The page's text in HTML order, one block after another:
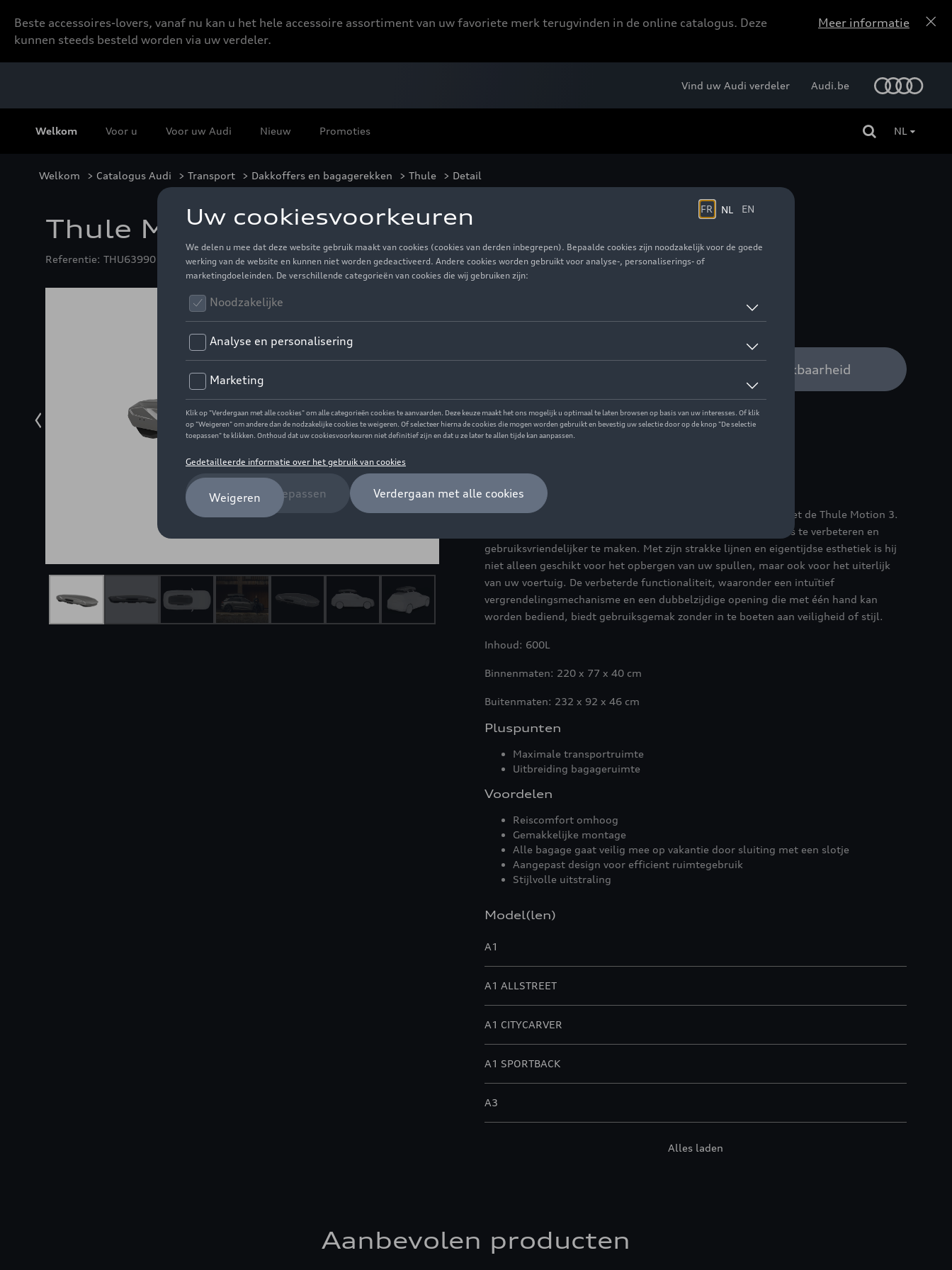
Beste accessoires-lovers, vanaf nu kan u het hele accessoire assortiment van uw favoriete merk terugvinden in de online catalogus. Deze
kunnen steeds besteld worden via uw verdeler.
Meer informatie
Welkom Voor u Voor uw Audi Nieuw Promoties
Vind uw Audi verdeler Audi.be
NL
Welkom > Catalogus Audi > Transport > Dakkoffers en bagagerekken > Thule > Detail
Thule Motion 3 XXL titan glossy
Referentie: THU639901
Contacteer uw Audi verdeler voor beschikbaarheid
Introductie
Beschrijving
Ontdek de combinatie van modern design en functionaliteit met de Thule Motion 3.
Ons nieuwste dakkofferontwerp is gemoderniseerd om uw reis te verbeteren en
gebruiksvriendelijker te maken. Met zijn strakke lijnen en eigentijdse esthetiek is hij
niet alleen geschikt voor het opbergen van uw spullen, maar ook voor het uiterlijk
van uw voertuig. De verbeterde functionaliteit, waaronder een intuïtief
vergrendelingsmechanisme en een dubbelzijdige opening die met één hand kan
worden bediend, biedt gebruiksgemak zonder in te boeten aan veiligheid of stijl.
Inhoud: 600L
Binnenmaten: 220 x 77 x 40 cm
Buitenmaten: 232 x 92 x 46 cm
Pluspunten
Maximale transportruimte
Uitbreiding bagageruimte
Voordelen
Reiscomfort omhoog
Gemakkelijke montage
Alle bagage gaat veilig mee op vakantie door sluiting met een slotje
Aangepast design voor efficient ruimtegebruik
Stijlvolle uitstraling
Model(len)
A1
A1 ALLSTREET
A1 CITYCARVER
A1 SPORTBACK
A3
Alles laden
Aanbevolen producten